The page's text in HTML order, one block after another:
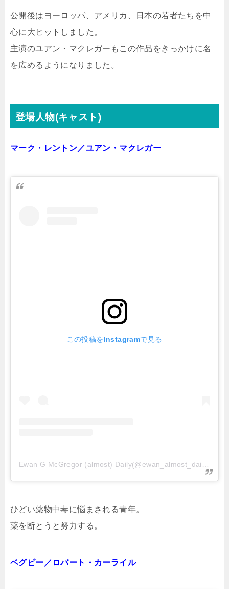
公開後はヨーロッパ、アメリカ、日本の若者たちを中
心に大ヒットしました。
主演のユアン・マクレガーもこの作品をきっかけに名
を広めるようになりました。
登場人物(キャスト)
マーク・レントン／ユアン・マクレガー
この投稿をInstagramで見る
ひどい薬物中毒に悩まされる青年。
薬を断とうと努力する。
ベグビー／ロバート・カーライル